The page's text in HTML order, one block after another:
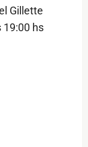
Gillette
19:00 hs